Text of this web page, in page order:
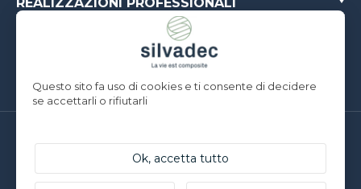
REALIZZAZIONI PROFESSIONALI
Silvadec France
Parc d’Activités de l’Estuaire
F-56190 ARZAL | T. +33 (0)2 97 450 900
Questo sito fa uso di cookies e ti consente di decidere
se accettarli o rifiutarli
Ok, accetta tutto